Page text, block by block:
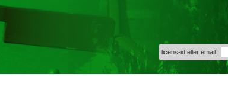
licens-id eller email: